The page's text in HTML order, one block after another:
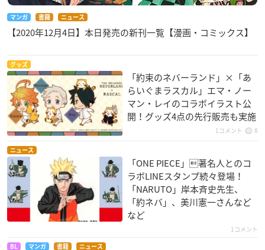
マンガ 書籍 ニュース
【2020年12月4日】本日発売の新刊一覧【漫画・コミックス】
グッズ
「約束のネバーランド」×「あ
らいぐまラスカル」エマ・ノー
マン・レイのコラボイラスト公
開！グッズ4点の先行販売も実施
1コメント 8
ニュース
「ONE PIECE」著名人とのコ
ラボLINEスタンプ続々登場！
「NARUTO」岸本斉史先生、
「約ネバ」、美川憲一さんなど
など
1コメント
BL マンガ 書籍 ニュース